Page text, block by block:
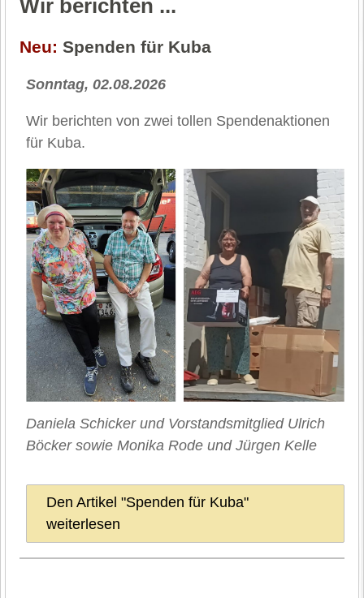
Wir berichten ...
Neu:Spenden für Kuba
Sonntag, 02.08.2026
Wir berichten von zwei tollen Spendenaktionen
für Kuba.
Daniela Schicker und Vorstandsmitglied Ulrich
Böcker sowie Monika Rode und Jürgen Kelle
Den Artikel "Spenden für Kuba"
weiterlesen